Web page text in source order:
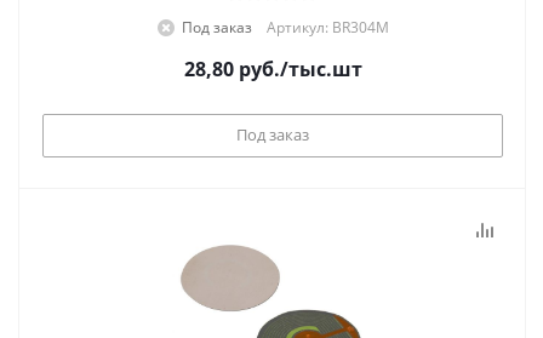
Под заказ Артикул: BR304M
28,80руб./тыс.шт
Под заказ